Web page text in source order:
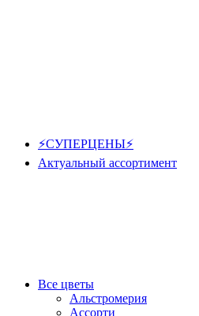
⚡СУПЕРЦЕНЫ⚡
Актуальный ассортимент
Все цветы
Альстромерия
Ассорти